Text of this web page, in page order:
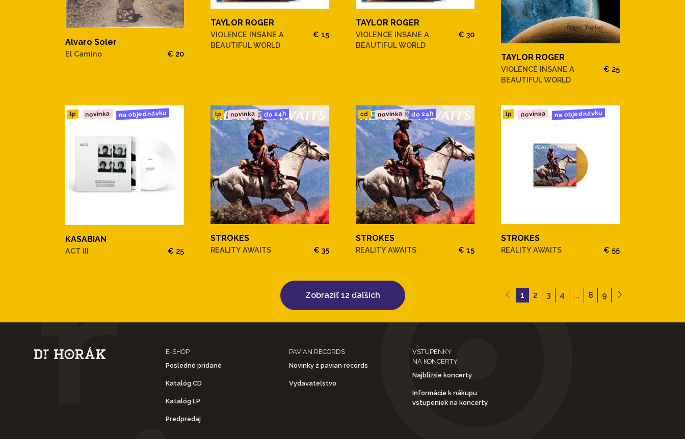
Alvaro Soler
El Camino € 20
TAYLOR ROGER
VIOLENCE INSANE A
BEAUTIFUL WORLD
€ 15
TAYLOR ROGER
VIOLENCE INSANE A
BEAUTIFUL WORLD
€ 30
TAYLOR ROGER
VIOLENCE INSANE A
BEAUTIFUL WORLD
€ 25
lp novinka na objednávku
KASABIAN
ACT III € 25
lp novinka do 24h
STROKES
REALITY AWAITS € 35
cd novinka do 24h
STROKES
REALITY AWAITS € 15
lp novinka na objednávku
STROKES
REALITY AWAITS € 55
Zobraziť 12 ďaľších 1 2 3 4 ... 8 9
E-SHOP
Posledné pridané
Katalóg CD
Katalóg LP
Predpredaj
PAVIAN RECORDS
Novinky z pavian records
Vydavateľstvo
VSTUPENKY
NA KONCERTY
Najbližšie koncerty
Informácie k nákupu
vstupeniek na koncerty